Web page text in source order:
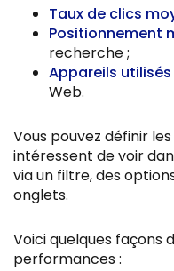
Taux de clics
Positionnement
recherche ;
Appareils utilisés
Web.
Vous pouvez définir
intéressent de voir
via un filtre, des
onglets.
Voici quelques façons
performances :